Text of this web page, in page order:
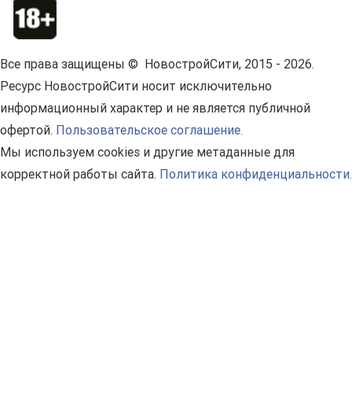
Все права защищены © НовостройСити, 2015 - 2026.
Ресурс НовостройСити носит исключительно
информационный характер и не является публичной
офертой. Пользовательское соглашение.
Мы используем cookies и другие метаданные для
корректной работы сайта. Политика конфиденциальности.